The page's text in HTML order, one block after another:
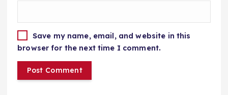
Save my name, email, and website in this
browser for the next time I comment.